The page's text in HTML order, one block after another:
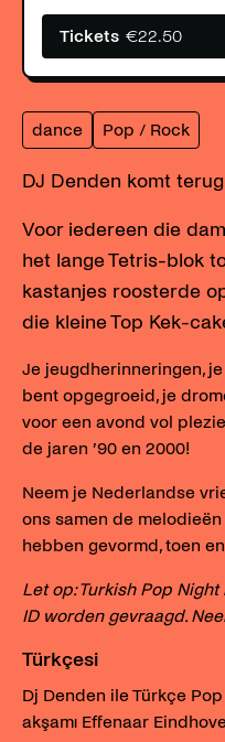
Tickets €22.50
dance Pop / Rock
DJ Denden komt
Voor iedereen die
het lange Tetris-blok
kastanjes roosterde
die kleine Top Kek-
Je jeugdherinneringen,
bent opgegroeid, je
voor een avond vol
de jaren ’90 en 2000!
Neem je Nederlandse
ons samen de
hebben gevormd, toen
Let op: Turkish Pop
ID worden gevraagd.
Türkçesi
Dj Denden ile Türkçe
akşamı Effenaar